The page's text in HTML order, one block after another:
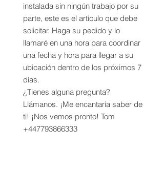
instalada sin ningún trabajo por su
parte, este es el artículo que debe
solicitar. Haga su pedido y lo
llamaré en una hora para coordinar
una fecha y hora para llegar a su
ubicación dentro de los próximos 7
días.
¿Tienes alguna pregunta?
Llámanos. ¡Me encantaría saber de
ti! ¡Nos vemos pronto! Tom
+447793866333